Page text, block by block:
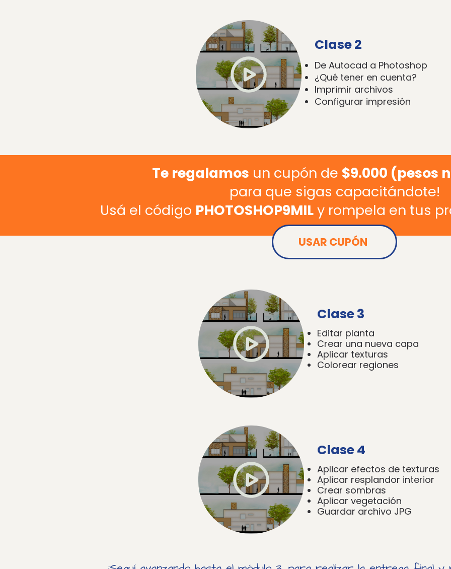
Clase 2
De Autocad a Photoshop
¿Qué tener en cuenta?
Imprimir archivos
Configurar impresión
Te regalamos un cupón de $9.000 (pesos
para que sigas capacitándote!
Usá el código PHOTOSHOP9MILy rompela en tus
USAR CUPÓN
Clase 3
Editar planta
Crear una nueva capa
Aplicar texturas
Colorear regiones
Clase 4
Aplicar efectos de texturas
Aplicar resplandor interior
Crear sombras
Aplicar vegetación
Guardar archivo JPG